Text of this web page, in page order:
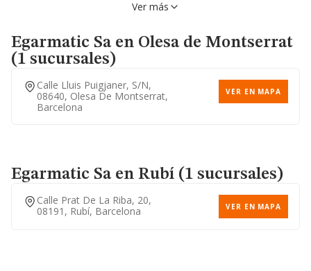
08223, Terrassa, Barcelona
Ver más
Egarmatic Saen Olesa de Montserrat
(1 sucursales)
Calle Lluis Puigjaner, S/n,
08640, Olesa De Montserrat,
Barcelona
VER EN MAPA
Egarmatic Saen Rubí (1 sucursales)
Calle Prat De La Riba, 20,
08191, Rubí, Barcelona
VER EN MAPA